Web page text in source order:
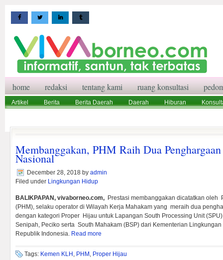
home redaksi tentang kami ruang konsultasi
Artikel Berita Berita Daerah Daerah Hiburan
Membanggakan, PHM Raih Dua
Nasional
December 28, 2018 by admin
Filed under Lingkungan Hidup
BALIKPAPAN, vivaborneo.com, Prestasi membanggakan dicatatkan oleh
(PHM), selaku operator di Wilayah Kerja Mahakam yang meraih dua
dengan kategori Proper Hijau untuk Lapangan South Processing Unit
Senipah, Peciko serta South Mahakam (BSP) dari Kementerian
Republik Indonesia. Read more
Tags: Kemen KLH , PHM , Proper Hijau